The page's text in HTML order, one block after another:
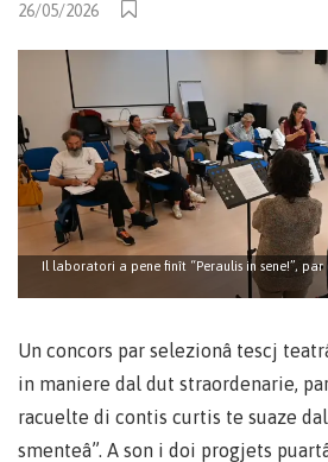
26/05/2026
Il laboratori a pene finît “Peraulis in sene!”,
Un concors par selezionâ tescj
in maniere dal dut straordenarie,
racuelte di contis curtis te suaze
smenteâ”. A son i doi progjets